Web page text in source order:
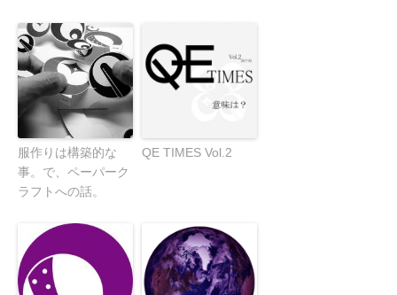
服作りは構築的な
事。で、ペーパーク
ラフトへの話。
QE TIMES Vol.2